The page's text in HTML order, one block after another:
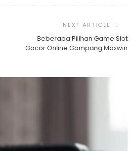
Beberapa Pilihan Game Slot
Gacor Online Gampang Maxwin